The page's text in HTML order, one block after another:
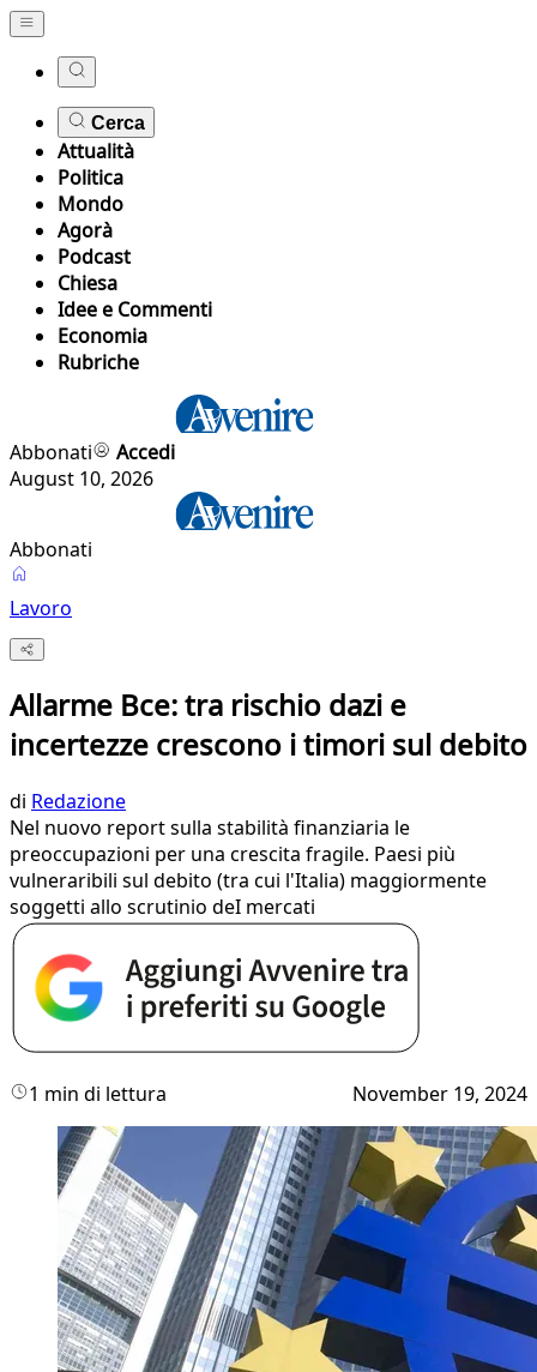
Cerca
Attualità
Politica
Mondo
Agorà
Podcast
Chiesa
Idee e Commenti
Economia
Rubriche
Abbonati
Accedi
August 10, 2026
Abbonati
Lavoro
Allarme Bce: tra rischio dazi e
incertezze crescono i timori sul debito
di Redazione
Nel nuovo report sulla stabilità finanziaria le
preoccupazioni per una crescita fragile. Paesi più
vulneraribili sul debito (tra cui l'Italia) maggiormente
soggetti allo scrutinio deI mercati
1 min di lettura November 19, 2024